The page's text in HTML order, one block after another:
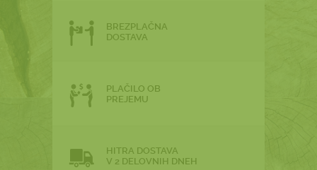
BREZPLAČNA
DOSTAVA
PLAČILO OB
PREJEMU
HITRA DOSTAVA
V 2 DELOVNIH DNEH